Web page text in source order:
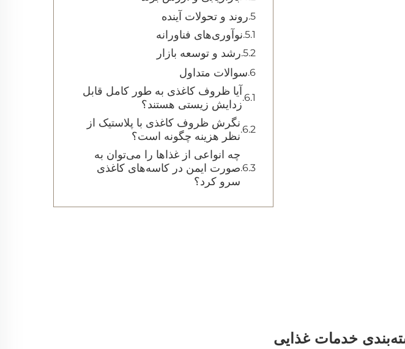
خدمات غذایی
روند و تحولات آینده
نوآوری‌های فناورانه
رشد و توسعه بازار
سوالات متداول
آیا ظروف کاغذی به طور کامل قابل
زدایش زیستی هستند؟
نگرش ظروف کاغذی با پلاستیک از
نظر هزینه چگونه است؟
چه انواعی از غذاها را می‌توان به
صورت ایمن در کاسه‌های کاغذی
سرو کرد؟